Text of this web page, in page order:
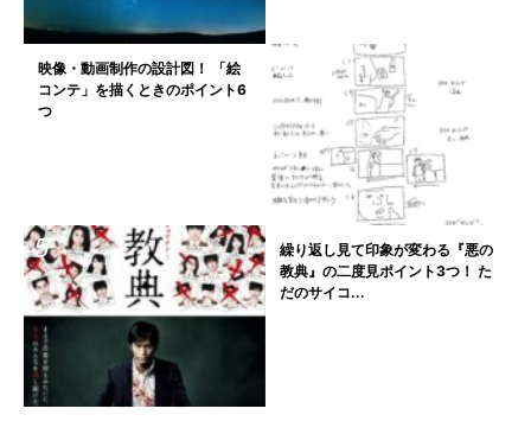
映像・動画制作の設計図！ 「絵
コンテ」を描くときのポイント6
つ
繰り返し見て印象が変わる『悪の
教典』の二度見ポイント3つ！ た
だのサイコ...